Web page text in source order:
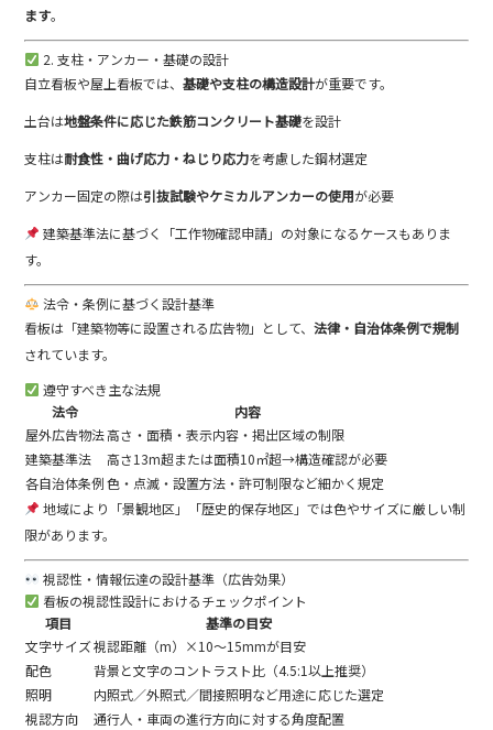
ます。
2. 支柱・アンカー・基礎の設計
自立看板や屋上看板では、基礎や支柱の構造設計が重要です。
土台は地盤条件に応じた鉄筋コンクリート基礎を設計
支柱は耐食性・曲げ応力・ねじり応力を考慮した鋼材選定
アンカー固定の際は引抜試験やケミカルアンカーの使用が必要
建築基準法に基づく「工作物確認申請」の対象になるケースもありま
す。
法令・条例に基づく設計基準
看板は「建築物等に設置される広告物」として、法律・自治体条例で規制
されています。
遵守すべき主な法規
法令
内容
屋外広告物法高さ・面積・表示内容・掲出区域の制限
建築基準法
高さ13m超または面積10㎡超→構造確認が必要
各自治体条例色・点滅・設置方法・許可制限など細かく規定
地域により「景観地区」「歴史的保存地区」では色やサイズに厳しい制
限があります。
視認性・情報伝達の設計基準（広告効果）
看板の視認性設計におけるチェックポイント
項目
基準の目安
文字サイズ視認距離（m）×10〜15mmが目安
配色
背景と文字のコントラスト比（4.5:1以上推奨）
照明
内照式／外照式／間接照明など用途に応じた選定
視認方向
通行人・車両の進行方向に対する角度配置